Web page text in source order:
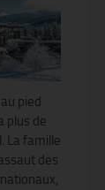
pied
plus de
La famille
des